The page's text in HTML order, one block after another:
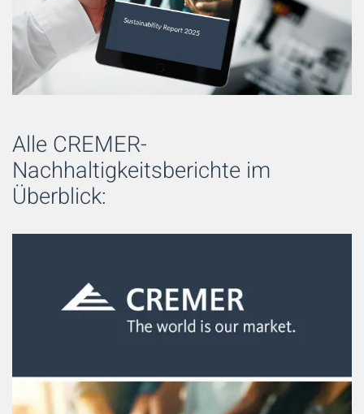
Alle CREMER-
Nachhaltigkeitsberichte im
Überblick: